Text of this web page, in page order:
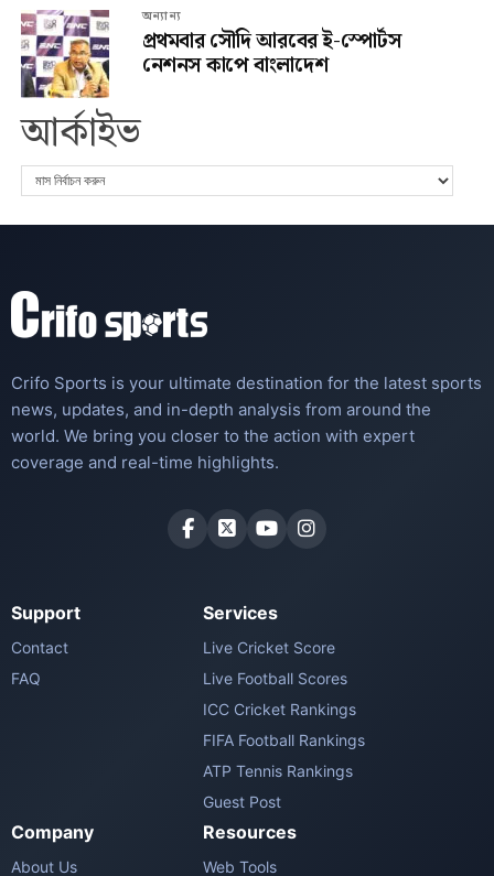
অন্যান্য
প্রথমবার সৌদি আরবের ই-স্পোর্টস
নেশনস কাপে বাংলাদেশ
আর্কাইভ
Crifo Sports is your ultimate destination for the latest sports
news, updates, and in-depth analysis from around the
world. We bring you closer to the action with expert
coverage and real-time highlights.
Support
Contact
FAQ
Services
Live Cricket Score
Live Football Scores
ICC Cricket Rankings
FIFA Football Rankings
ATP Tennis Rankings
Guest Post
Company
About Us
Resources
Web Tools